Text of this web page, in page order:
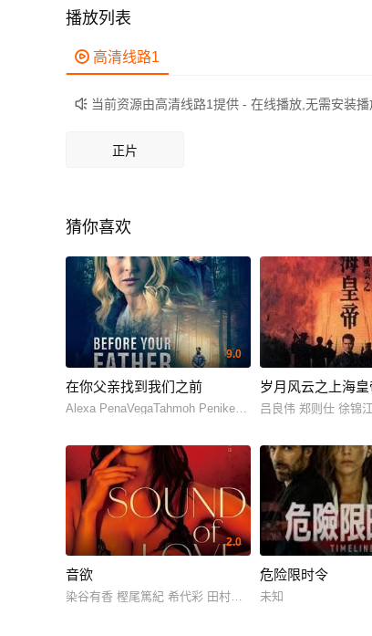
鲜明，适合喜欢剧情类电影的观众观看。
播放列表
 高清线路1
 当前资源由高清线路1提供 - 在线播放,无需安装播
正片
猜你喜欢
9.0
在你父亲找到我们之前
Alexa PenaVegaTahmoh PenikettJaeda Lily Miller
岁月风云之上海皇
吕良伟 郑则仕 徐锦
2.0
音欲
染谷有香 樫尾篤紀 希代彩 田村智浩 加藤大骑 和田聪宏
危险限时令
未知